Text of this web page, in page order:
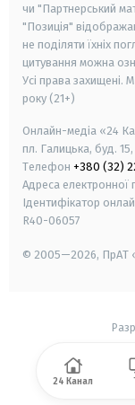
чи "Партнерський
"Позиція"
не поділяти їхніх
цитування можна
Усі права захищені.
року (21+)
Онлайн-медіа «24
пл. Галицька, буд.
Телефон +380 (32)
Адреса
Ідентифікатор
R40-06057
© 2005—2026, ПрАТ
24 Канал